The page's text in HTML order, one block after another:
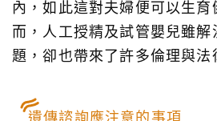
內，如此這對夫婦便可以生
而，人工授精及試管嬰兒雖
題，卻也帶來了許多倫理與法
遺傳諮詢應注意的事項